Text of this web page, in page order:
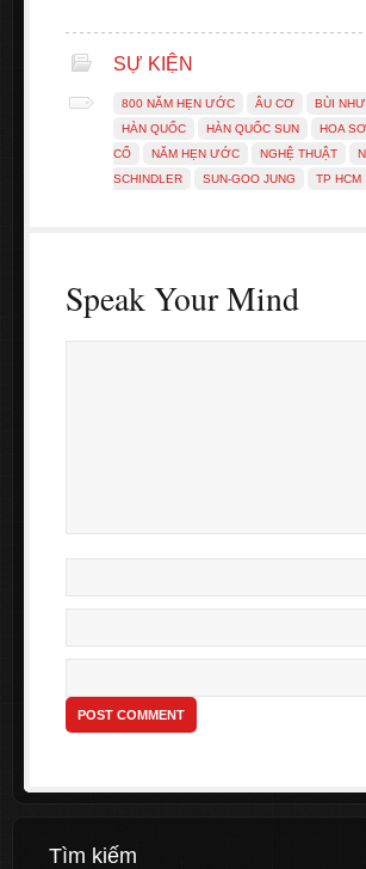
SỰ KIỆN
800 NĂM HẸN ƯỚC ÂU CƠ BÙI
HÀN QUỐC
HÀN QUỐC SUN HOA
CỔ
NĂM HẸN ƯỚC NGHỆ THUẬT
SCHINDLER
SUN-GOO JUNG TP HCM
Speak Your Mind
Tìm kiếm